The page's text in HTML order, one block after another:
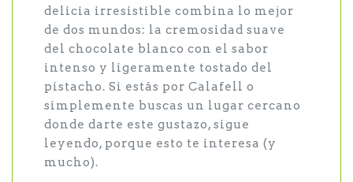
delicia irresistible combina lo mejor
de dos mundos: la cremosidad suave
del chocolate blanco con el sabor
intenso y ligeramente tostado del
pistacho. Si estás por Calafell o
simplemente buscas un lugar cercano
donde darte este gustazo, sigue
leyendo, porque esto te interesa (y
mucho).